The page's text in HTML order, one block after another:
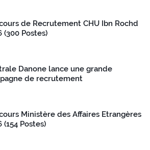
de Recrutement CHU Ibn Rochd
(300 Postes)
Danone lance une grande
de recrutement
Ministère des Affaires Etrangères
(154 Postes)